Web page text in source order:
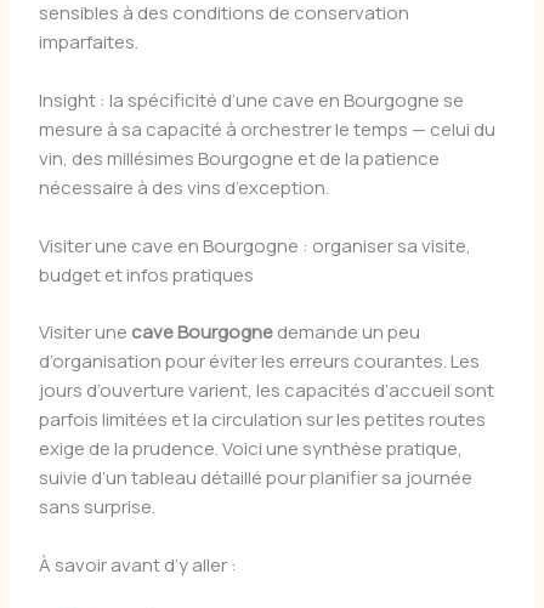
sensibles à des conditions de conservation
imparfaites.
Insight : la spécificité d’une cave en Bourgogne se
mesure à sa capacité à orchestrer le temps — celui du
vin, des millésimes Bourgogne et de la patience
nécessaire à des vins d’exception.
Visiter une cave en Bourgogne : organiser sa visite,
budget et infos pratiques
Visiter une cave Bourgognedemande un peu
d’organisation pour éviter les erreurs courantes. Les
jours d’ouverture varient, les capacités d’accueil sont
parfois limitées et la circulation sur les petites routes
exige de la prudence. Voici une synthèse pratique,
suivie d’un tableau détaillé pour planifier sa journée
sans surprise.
À savoir avant d’y aller :